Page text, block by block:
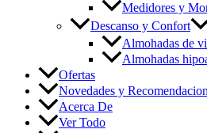
Medidores y
Descanso y Confort
Almohadas de
Almohadas
Ofertas
Novedades y
Acerca De
Ver Todo